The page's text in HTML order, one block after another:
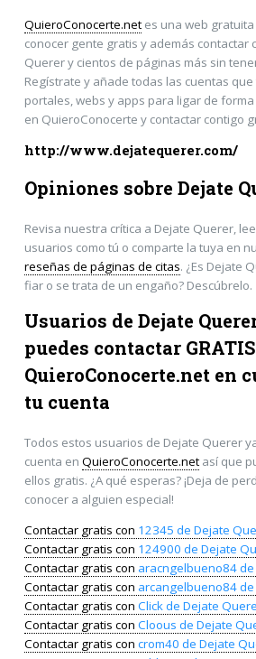
QuieroConocerte.netes una web
conocer gente gratis y además contactar
Querer y cientos de páginas más sin
Regístrate y añade todas las cuentas
portales, webs y apps para ligar de
en QuieroConocerte y contactar contigo
http://www.dejatequerer.com/
Opiniones sobre Dejate
Revisa nuestra crítica a Dejate Querer,
usuarios como tú o comparte la tuya en
reseñas de páginas de citas. ¿Es Dejate
fiar o se trata de un engaño? Descúbrelo.
Usuarios de Dejate
puedes contactar
QuieroConocerte.neten
tu cuenta
Todos estos usuarios de Dejate Querer
cuenta en QuieroConocerte.netasí que
ellos gratis. ¿A qué esperas? ¡Deja de
conocer a alguien especial!
Contactar gratis con 12345 de Dejate
Contactar gratis con 124900 de Dejate
Contactar gratis con aracngelbueno84
Contactar gratis con arcangelbueno84
Contactar gratis con Click de Dejate
Contactar gratis con Cloous de Dejate
Contactar gratis con crom40 de Dejate